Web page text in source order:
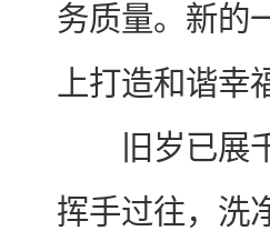
务质量。新的
上打造和谐幸
旧岁已展千
挥手过往，洗